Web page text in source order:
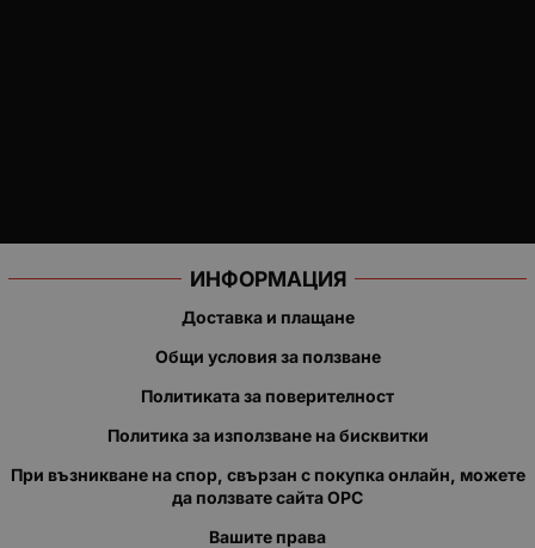
ИНФОРМАЦИЯ
Доставка и плащане
Общи условия за ползване
Политиката за поверителност
Политика за използване на бисквитки
При възникване на спор, свързан с покупка онлайн, можете
да ползвате сайта ОРС
Вашите права